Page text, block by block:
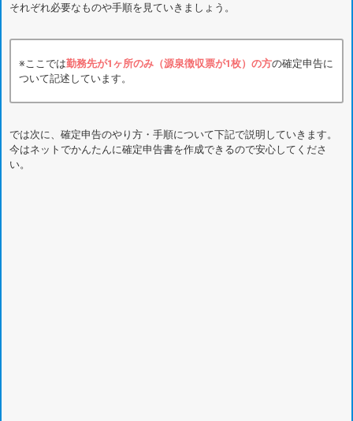
それぞれ必要なものや手順を見ていきましょう。
※ここでは勤務先が1ヶ所のみ（源泉徴収票が1枚）の方の確定申告に
ついて記述しています。
では次に、確定申告のやり方・手順について下記で説明していきます。
今はネットでかんたんに確定申告書を作成できるので安心してくださ
い。